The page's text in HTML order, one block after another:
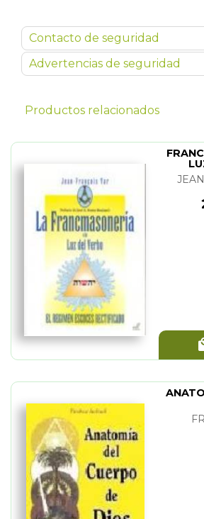
Contacto de seguridad
Advertencias de seguridad
Productos relacionados